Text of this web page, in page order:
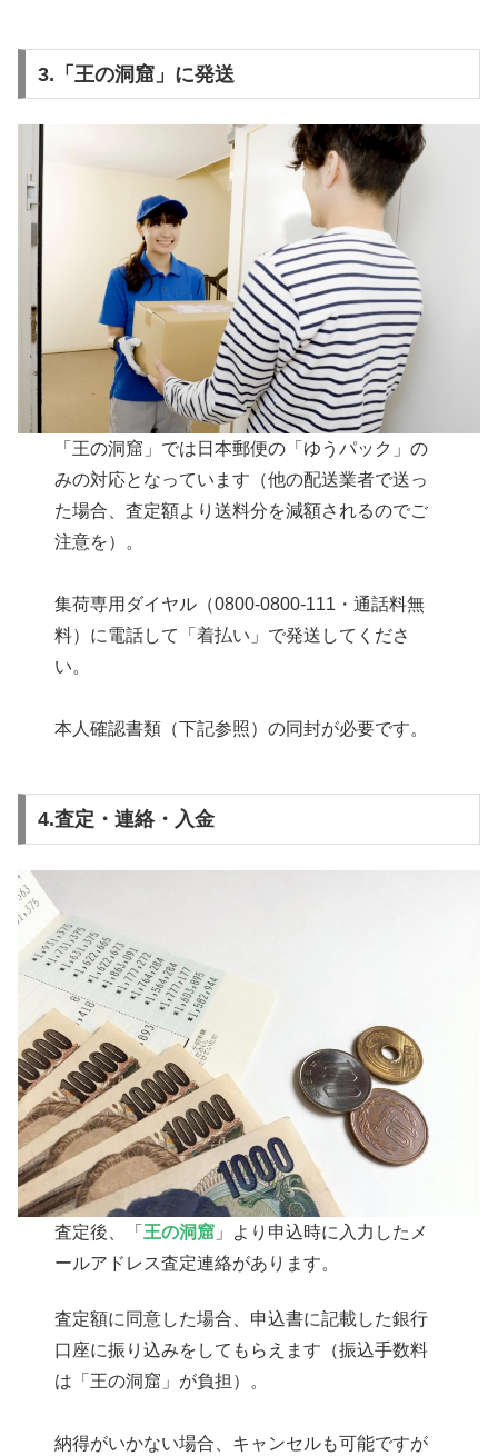
3.「王の洞窟」に発送
「王の洞窟」では日本郵便の「ゆうパック」の
みの対応となっています（他の配送業者で送っ
た場合、査定額より送料分を減額されるのでご
注意を）。
集荷専用ダイヤル（0800-0800-111・通話料無
料）に電話して「着払い」で発送してくださ
い。
本人確認書類（下記参照）の同封が必要です。
4.査定・連絡・入金
査定後、「 王の洞窟 」より申込時に入力したメ
ールアドレス査定連絡があります。
査定額に同意した場合、申込書に記載した銀行
口座に振り込みをしてもらえます（振込手数料
は「王の洞窟」が負担）。
納得がいかない場合、キャンセルも可能ですが